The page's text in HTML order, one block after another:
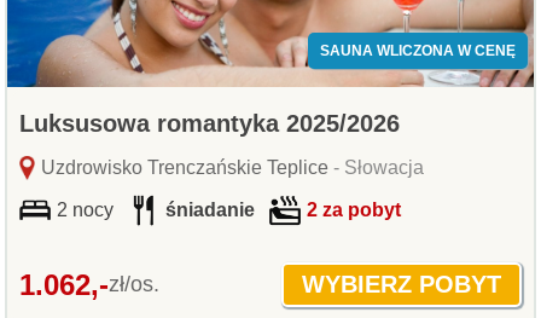
SAUNA WLICZONA W CENĘ
Luksusowa romantyka 2025/2026
Uzdrowisko Trenczańskie Teplice- Słowacja
2 nocy śniadanie 2 za pobyt
1.062,-zł/os.